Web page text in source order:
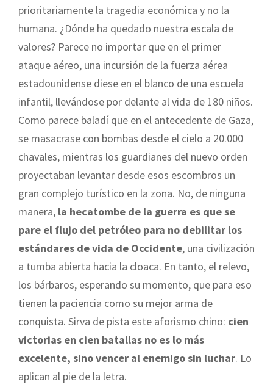
prioritariamente la tragedia económica y no la
humana. ¿Dónde ha quedado nuestra escala de
valores? Parece no importar que en el primer
ataque aéreo, una incursión de la fuerza aérea
estadounidense diese en el blanco de una escuela
infantil, llevándose por delante al vida de 180 niños.
Como parece baladí que en el antecedente de Gaza,
se masacrase con bombas desde el cielo a 20.000
chavales, mientras los guardianes del nuevo orden
proyectaban levantar desde esos escombros un
gran complejo turístico en la zona. No, de ninguna
manera, la hecatombe de la guerra es que se
pare el flujo del petróleo para no debilitar los
estándares de vida de Occidente, una civilización
a tumba abierta hacia la cloaca. En tanto, el relevo,
los bárbaros, esperando su momento, que para eso
tienen la paciencia como su mejor arma de
conquista. Sirva de pista este aforismo chino: cien
victorias en cien batallas no es lo más
excelente, sino vencer al enemigo sin luchar. Lo
aplican al pie de la letra.